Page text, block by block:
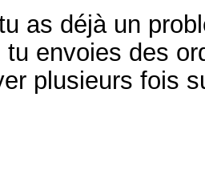
as déjà un
envoies des
plusieurs fois